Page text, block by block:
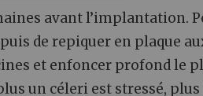
avant l’implantation.
de repiquer en plaque
et enfoncer profond le
un céleri est stressé, plus